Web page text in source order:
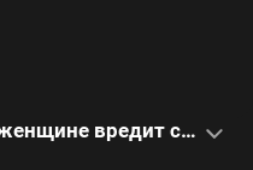
Гинеколог объяснила, как женщине вредит сидячая работа